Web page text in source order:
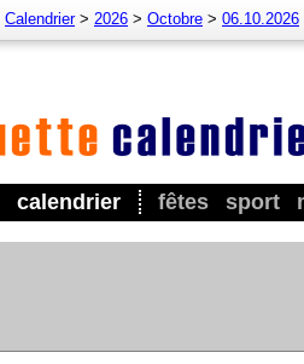
calendrier fêtes sport
Calendrier> 2026 > Octobre > 06.10.2026